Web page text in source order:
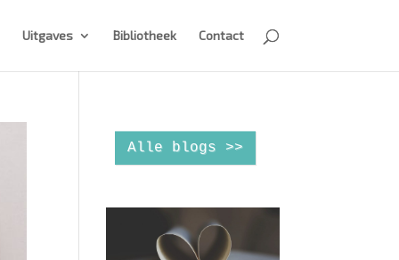
Uitgaves Bibliotheek Contact
Alle blogs >>